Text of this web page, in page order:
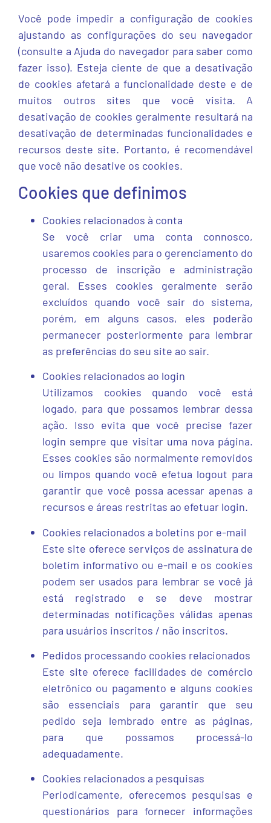
Você pode impedir a configuração de cookies
ajustando as configurações do seu navegador
(consulte a Ajuda do navegador para saber como
fazer isso). Esteja ciente de que a desativação
de cookies afetará a funcionalidade deste e de
muitos outros sites que você visita. A
desativação de cookies geralmente resultará na
desativação de determinadas funcionalidades e
recursos deste site. Portanto, é recomendável
que você não desative os cookies.
Cookies que definimos
Cookies relacionados à conta
Se você criar uma conta connosco,
usaremos cookies para o gerenciamento do
processo de inscrição e administração
geral. Esses cookies geralmente serão
excluídos quando você sair do sistema,
porém, em alguns casos, eles poderão
permanecer posteriormente para lembrar
as preferências do seu site ao sair.
Cookies relacionados ao login
Utilizamos cookies quando você está
logado, para que possamos lembrar dessa
ação. Isso evita que você precise fazer
login sempre que visitar uma nova página.
Esses cookies são normalmente removidos
ou limpos quando você efetua logout para
garantir que você possa acessar apenas a
recursos e áreas restritas ao efetuar login.
Cookies relacionados a boletins por e-mail
Este site oferece serviços de assinatura de
boletim informativo ou e-mail e os cookies
podem ser usados ​​para lembrar se você já
está registrado e se deve mostrar
determinadas notificações válidas apenas
para usuários inscritos / não inscritos.
Pedidos processando cookies relacionados
Este site oferece facilidades de comércio
eletrônico ou pagamento e alguns cookies
são essenciais para garantir que seu
pedido seja lembrado entre as páginas,
para que possamos processá-lo
adequadamente.
Cookies relacionados a pesquisas
Periodicamente, oferecemos pesquisas e
questionários para fornecer informações